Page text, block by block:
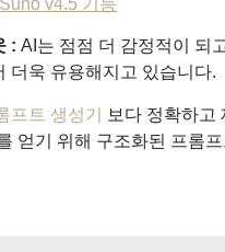
: AI는 점점 더 감정적이 되
더욱 유용해지고 있습니다.
프트 생성기
보다 정확하고
얻기 위해 구조화된 프롬프